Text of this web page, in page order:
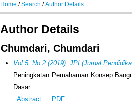
Home /Search /Author Details
Author Details
Chumdari, Chumdari
Vol 5, No 2 (2019): JPI (Jurnal
Peningkatan Pemahaman Konsep
Dasar
Abstract
PDF